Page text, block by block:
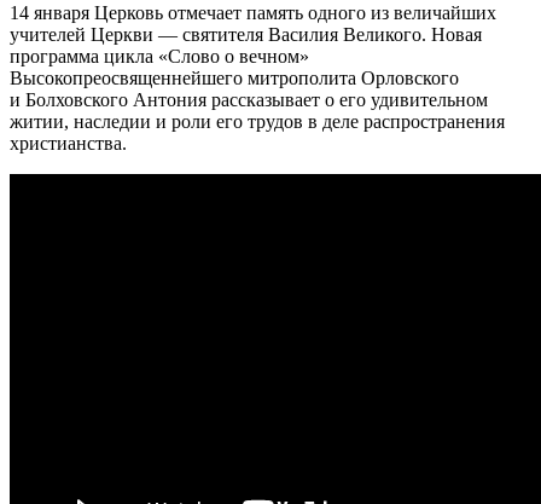
14 января Церковь отмечает память одного из величайших
учителей Церкви — святителя Василия Великого. Новая
программа цикла «Слово о вечном»
Высокопреосвященнейшего митрополита Орловского
и Болховского Антония рассказывает о его удивительном
житии, наследии и роли его трудов в деле распространения
христианства.